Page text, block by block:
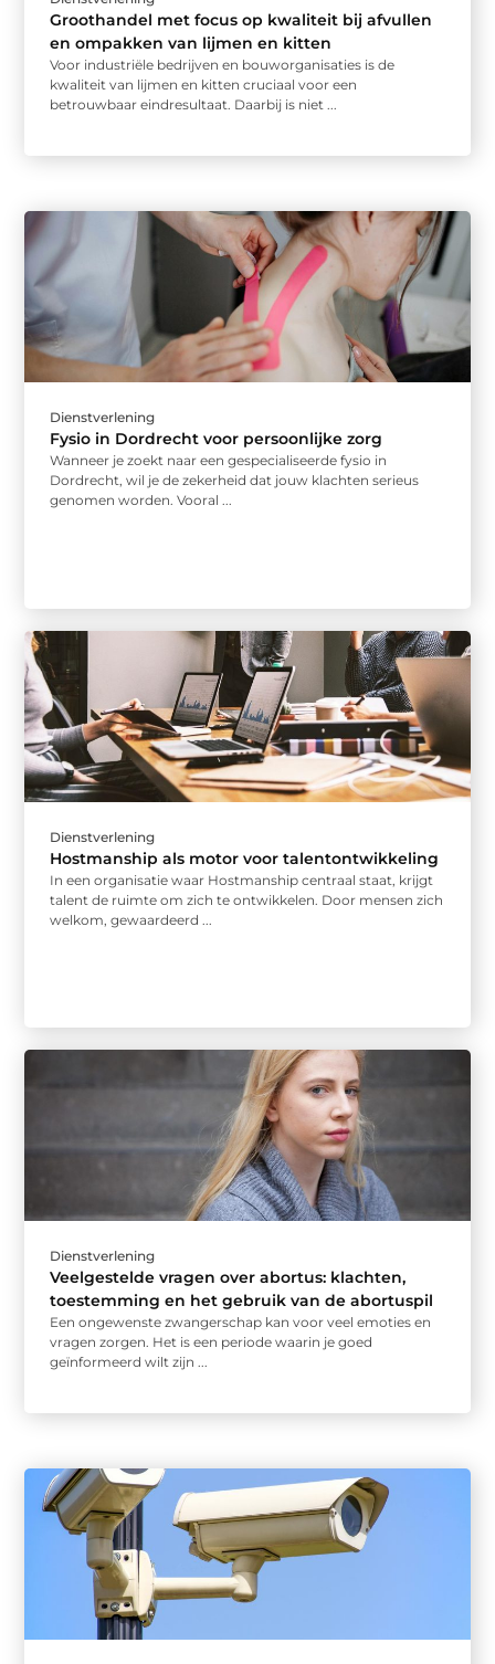
Groothandel met focus op kwaliteit bij afvullen
en ompakken van lijmen en kitten
Voor industriële bedrijven en bouworganisaties is de
kwaliteit van lijmen en kitten cruciaal voor een
betrouwbaar eindresultaat. Daarbij is niet ...
Dienstverlening
Fysio in Dordrecht voor persoonlijke zorg
Wanneer je zoekt naar een gespecialiseerde fysio in
Dordrecht, wil je de zekerheid dat jouw klachten serieus
genomen worden. Vooral ...
Dienstverlening
Hostmanship als motor voor talentontwikkeling
In een organisatie waar Hostmanship centraal staat, krijgt
talent de ruimte om zich te ontwikkelen. Door mensen zich
welkom, gewaardeerd ...
Dienstverlening
Veelgestelde vragen over abortus: klachten,
toestemming en het gebruik van de abortuspil
Een ongewenste zwangerschap kan voor veel emoties en
vragen zorgen. Het is een periode waarin je goed
geïnformeerd wilt zijn ...